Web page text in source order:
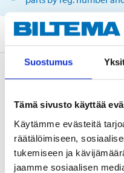
Suostumus
Tämä sivusto käyttää
Käytämme evästeitä
räätälöimiseen,
tukemiseen ja
jaamme sosiaalisen
Description
Technical specifications